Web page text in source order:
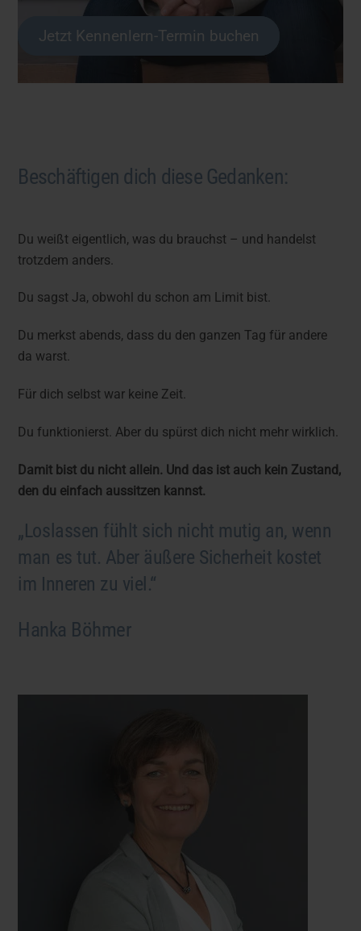
Jetzt Kennenlern-Termin buchen
Beschäftigen dich diese Gedanken:
Du weißt eigentlich, was du brauchst – und handelst
trotzdem anders.
Du sagst Ja, obwohl du schon am Limit bist.
Du merkst abends, dass du den ganzen Tag für andere
da warst.
Für dich selbst war keine Zeit.
Du funktionierst. Aber du spürst dich nicht mehr wirklich.
Damit bist du nicht allein. Und das ist auch kein Zustand,
den du einfach aussitzen kannst.
„Loslassen fühlt sich nicht mutig an, wenn
man es tut. Aber äußere Sicherheit kostet
im Inneren zu viel.“
Hanka Böhmer